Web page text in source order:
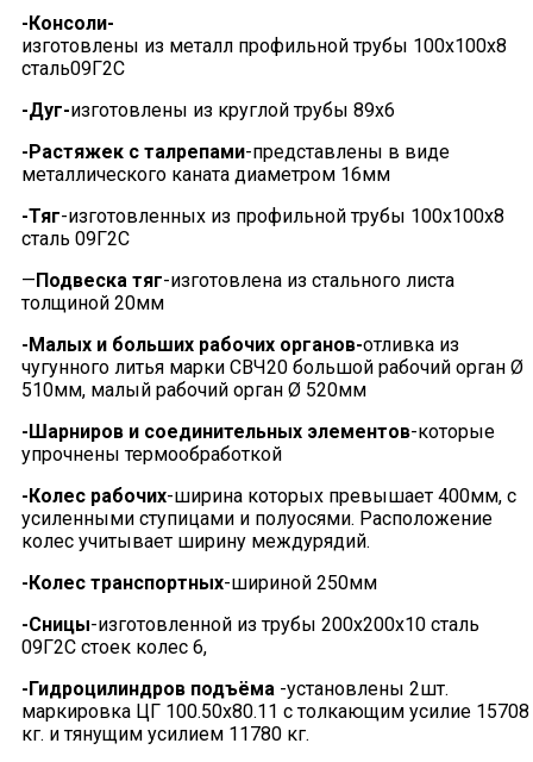
-Консоли-
изготовлены из металл профильной трубы 100х100х8
сталь09Г2С
-Дуг-изготовлены из круглой трубы 89х6
-Растяжек с талрепами-представлены в виде
металлического каната диаметром 16мм
-Тяг-изготовленных из профильной трубы 100х100х8
сталь 09Г2С
—Подвеска тяг-изготовлена из стального листа
толщиной 20мм
-Малых и больших рабочих органов-отливка из
чугунного литья марки СВЧ20 большой рабочий орган Ø
510мм, малый рабочий орган Ø 520мм
-Шарниров и соединительных элементов-которые
упрочнены термообработкой
-Колес рабочих-ширина которых превышает 400мм, с
усиленными ступицами и полуосями. Расположение
колес учитывает ширину междурядий.
-Колес транспортных-шириной 250мм
-Сницы-изготовленной из трубы 200х200х10 сталь
09Г2С стоек колес 6,
-Гидроцилиндров подъёма -установлены 2шт.
маркировка ЦГ 100.50х80.11 с толкающим усилие 15708
кг. и тянущим усилием 11780 кг.